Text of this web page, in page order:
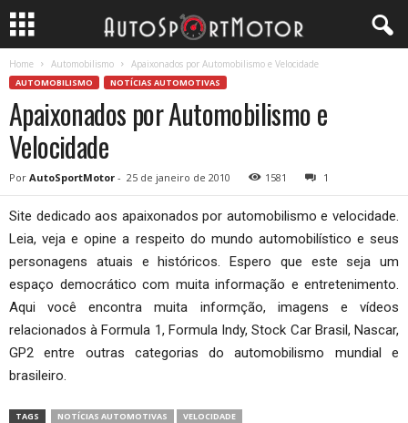
Home Automobilismo Apaixonados por Automobilismo e Velocidade
AUTOMOBILISMO NOTÍCIAS AUTOMOTIVAS
Apaixonados por Automobilismo e
Velocidade
Por AutoSportMotor - 25 de janeiro de 2010 1581 1
Site dedicado aos apaixonados por automobilismo e velocidade.
Leia, veja e opine a respeito do mundo automobilístico e seus
personagens atuais e históricos. Espero que este seja um
espaço democrático com muita informação e entretenimento.
Aqui você encontra muita informção, imagens e vídeos
relacionados à Formula 1, Formula Indy, Stock Car Brasil, Nascar,
GP2 entre outras categorias do automobilismo mundial e
brasileiro.
TAGS NOTÍCIAS AUTOMOTIVAS VELOCIDADE